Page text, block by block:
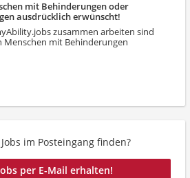
mit Behinderungen oder
ausdrücklich erwünscht!
zusammen arbeiten sind
Menschen mit Behinderungen
im Posteingang finden?
per E-Mail erhalten!